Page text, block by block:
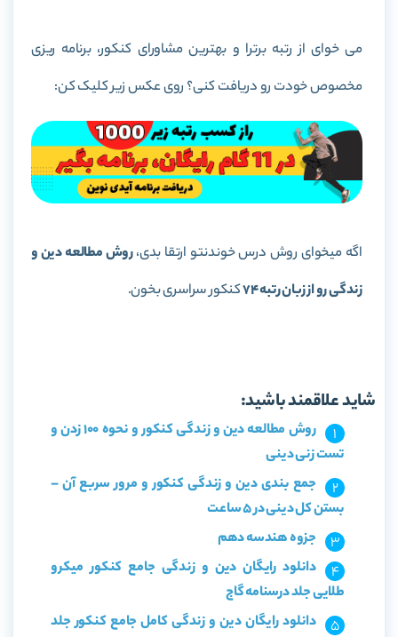
می خوای از رتبه برترا و بهترین مشاورای کنکور، برنامه ریزی
مخصوص خودت رو دریافت کنی؟ روی عکس زیر کلیک کن:
اگه میخوای روش درس خوندنتو ارتقا بدی،روش مطالعه دین و
زندگی رو از زبان رتبه 74
کنکور سراسری بخون.
شاید علاقمند باشید:
روش مطالعه دین و زندگی کنکور و نحوه 100 زدن و
تست زنی دینی
جمع بندی دین و زندگی کنکور و مرور سربع آن –
بستن کل دینی در ۵ ساعت
جزوه هندسه دهم
دانلود رایگان دین و زندگی جامع کنکور میکرو
طلایی جلد درسنامه گاج
دانلود رایگان دین و زندگی کامل جامع کنکور جلد